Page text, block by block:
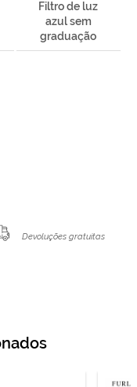
Filtro de luz
azul sem
graduação
Devoluções gratuitas